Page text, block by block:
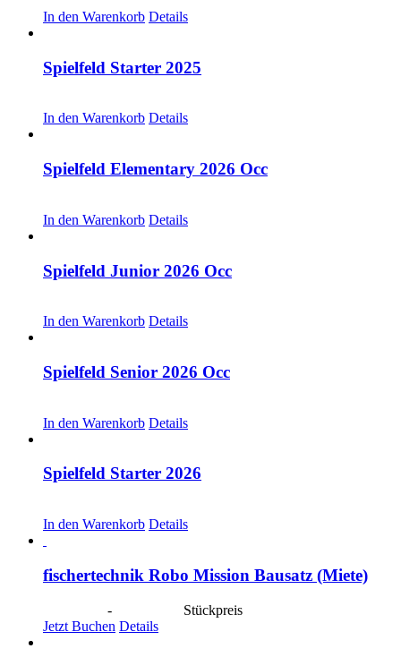
In den Warenkorb Details
Spielfeld Starter 2025
In den Warenkorb Details
Spielfeld Elementary 2026 Occ
In den Warenkorb Details
Spielfeld Junior 2026 Occ
In den Warenkorb Details
Spielfeld Senior 2026 Occ
In den Warenkorb Details
Spielfeld Starter 2026
In den Warenkorb Details
fischertechnik Robo Mission Bausatz (Miete)
-
Stückpreis
Jetzt Buchen Details